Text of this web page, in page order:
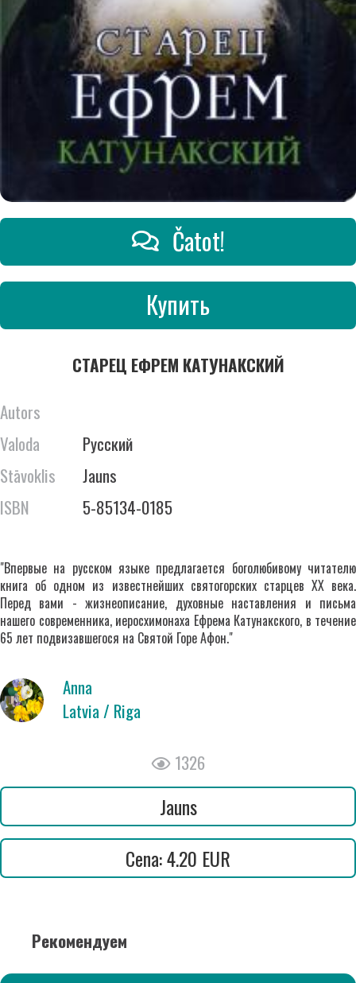
Čatot!
Купить
СТАРЕЦ ЕФРЕМ КАТУНАКСКИЙ
Autors
Valoda
Русский
Stāvoklis
Jauns
ISBN
5-85134-0185
"Впервые на русском языке предлагается боголюбивому читателю
книга об одном из известнейших святогорских старцев XX века.
Перед вами - жизнеописание, духовные наставления и письма
нашего современника, иеросхимонаха Ефрема Катунакского, в течение
65 лет подвизавшегося на Святой Горе Афон."
Anna
Latvia / Riga
1326
Jauns
Cena: 4.20 EUR
Рекомендуем